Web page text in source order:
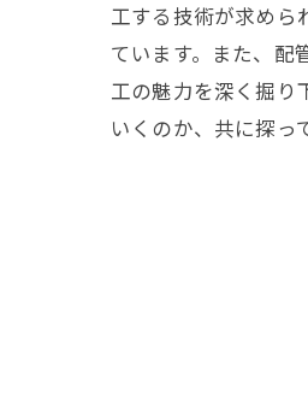
工する技術が求めら
ています。また、配
工の魅力を深く掘り
いくのか、共に探っ